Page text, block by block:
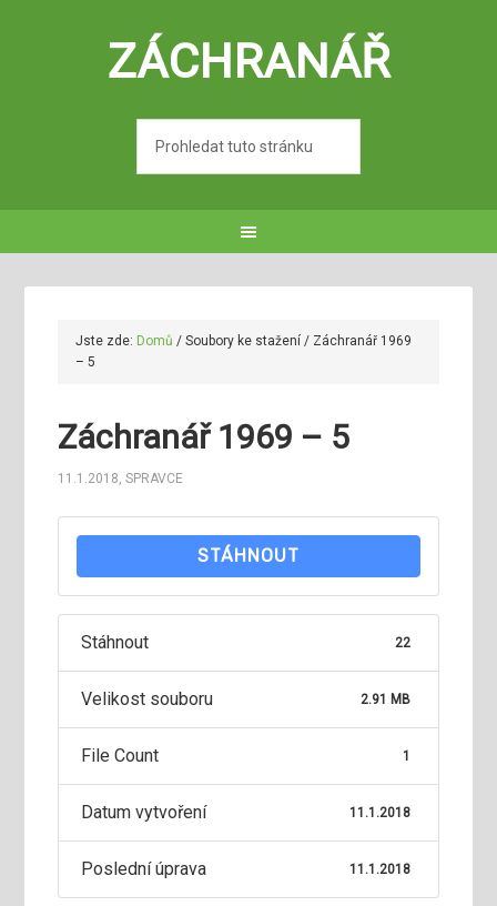
ZÁCHRANÁŘ
Jste zde: Domů / Soubory ke stažení/ Záchranář 1969
– 5
Záchranář 1969 – 5
11.1.2018,SPRAVCE
STÁHNOUT
Stáhnout 22
Velikost souboru 2.91 MB
File Count 1
Datum vytvoření 11.1.2018
Poslední úprava 11.1.2018